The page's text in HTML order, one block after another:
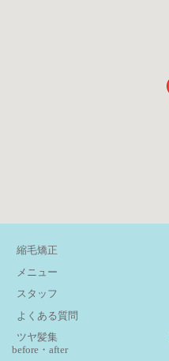
縮毛矯正
メニュー
スタッフ
よくある質問
ツヤ髪集
before・after